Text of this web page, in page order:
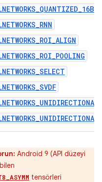
Android 9 (API düzeyi
tensörleri